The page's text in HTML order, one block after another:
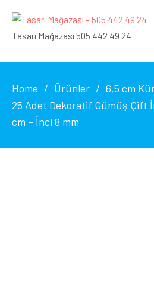
Tasarı Mağazası 505 442 49 24
Home Ürünler
6,5 cm
25 Adet Dekoratif Gümüş Çift
cm – İnci 8 mm